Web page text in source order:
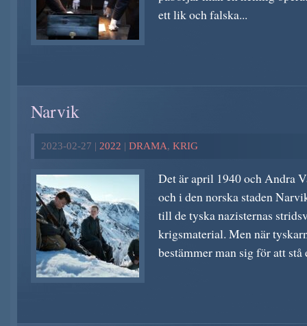
ett lik och falska...
Narvik
2023-02-27 | 2022 | DRAMA, KRIG
Det är april 1940 och Andra
och i den norska staden
till de tyska nazisternas
krigsmaterial. Men när
bestämmer man sig för att stå